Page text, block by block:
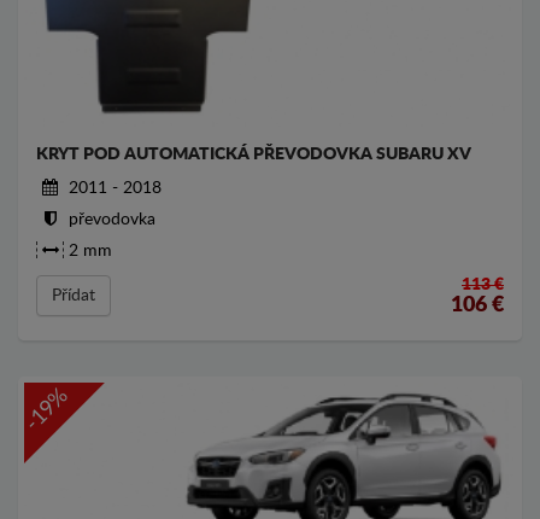
KRYT POD AUTOMATICKÁ PŘEVODOVKA SUBARU XV
2011 - 2018
převodovka
2 mm
Přídat
113 €
106 €
-19%